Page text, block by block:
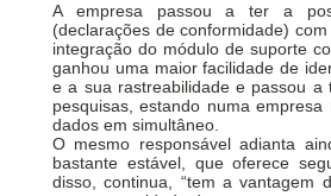
A empresa passou a ter a
(declarações de conformidade)
integração do módulo de suporte
ganhou uma maior facilidade de
e a sua rastreabilidade e passou a
pesquisas, estando numa
dados em simultâneo.
O mesmo responsável adianta
bastante estável, que oferece
disso, continua, “tem a vantagem